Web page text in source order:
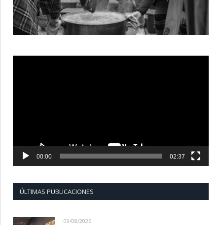
00:00 02:37
ÚLTIMAS PUBLICACIONES
09/08/2026